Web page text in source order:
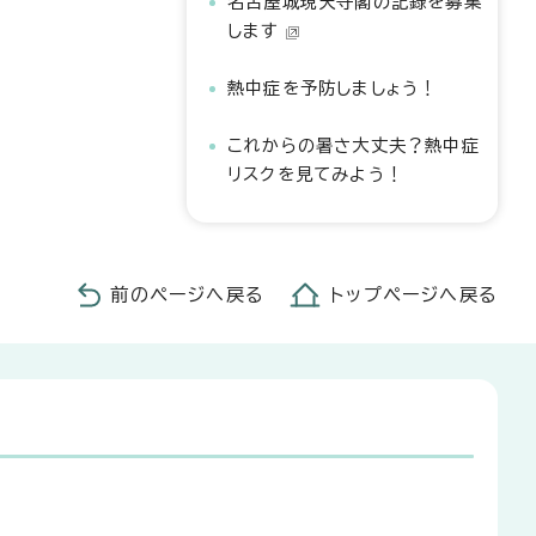
します
熱中症を予防しましょう！
これからの暑さ大丈夫？熱中症
リスクを見てみよう！
前のページへ戻る トップページへ戻る